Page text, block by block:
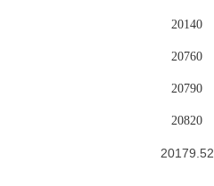
20140
20760
20790
20820
20179.52